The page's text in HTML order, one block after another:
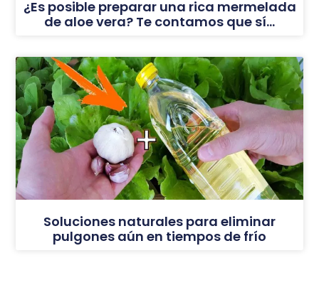
¿Es posible preparar una rica mermelada
de aloe vera? Te contamos que sí…
Soluciones naturales para eliminar
pulgones aún en tiempos de frío